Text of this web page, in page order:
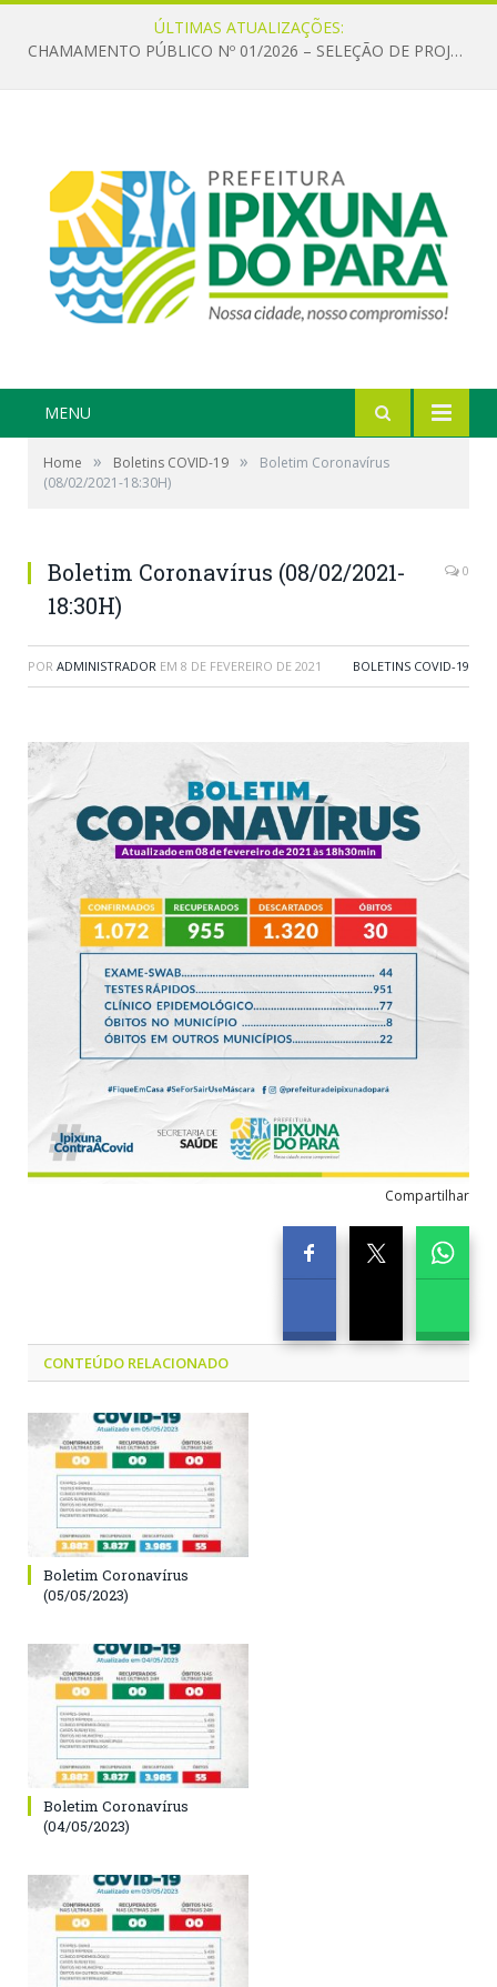
ÚLTIMAS ATUALIZAÇÕES:
CHAMAMENTO PÚBLICO Nº 01/2026 – SELEÇÃO DE PROJETOS PARA FIRMAR TERMO DE EXECUÇÃO CULTURAL COM RECURSOS DA POLÍTICA NACIONAL ALDIR BLANC DE FOMENTO À CULTURA – PNAB (LEI Nº 14.399/2022)
MENU
Home » Boletins COVID-19 »
Boletim Coronavírus
(08/02/2021-18:30H)
Boletim Coronavírus (08/02/2021-
18:30H)
0
POR ADMINISTRADOR EM 8 DE FEVEREIRO DE 2021 BOLETINS COVID-19
Compartilhar
CONTEÚDO RELACIONADO
Boletim Coronavírus
(05/05/2023)
Boletim Coronavírus
(04/05/2023)